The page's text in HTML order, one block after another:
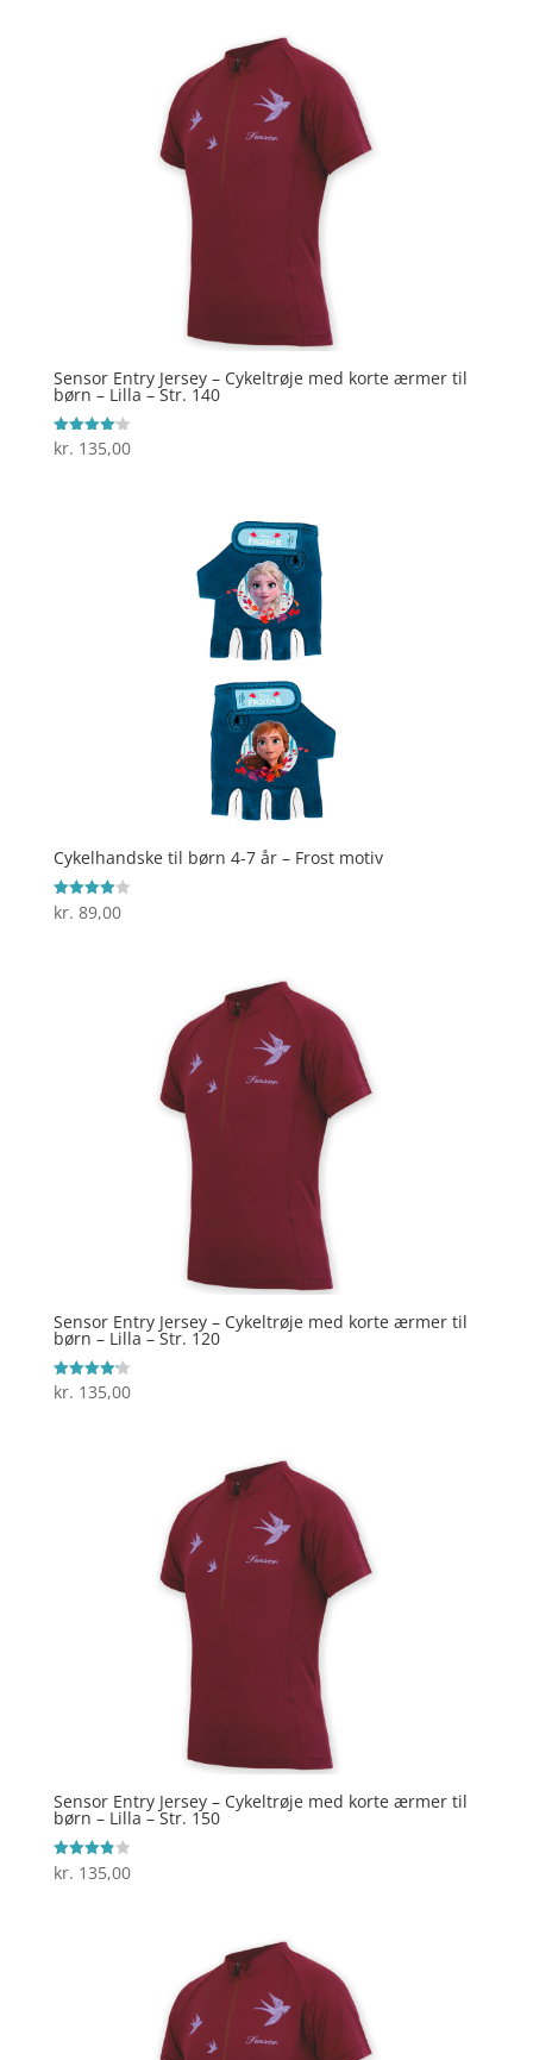
Sensor Entry Jersey – Cykeltrøje med korte ærmer til
børn – Lilla – Str. 140
Vurderet
4.1
kr. 135,00
Cykelhandske til børn 4-7 år – Frost motiv
Vurderet
4
kr. 89,00
Sensor Entry Jersey – Cykeltrøje med korte ærmer til
børn – Lilla – Str. 120
Vurderet
4.2
kr. 135,00
Sensor Entry Jersey – Cykeltrøje med korte ærmer til
børn – Lilla – Str. 150
Vurderet
3.9
kr. 135,00